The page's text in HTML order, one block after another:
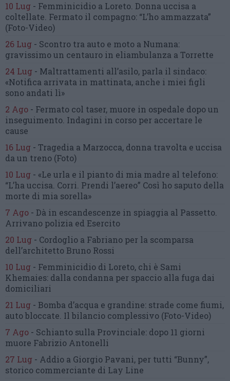
10 Lug - Femminicidio a Loreto. Donna uccisa a
coltellate. Fermato il compagno: “L’ho ammazzata”
(Foto-Video)
26 Lug - Scontro tra auto e moto a Numana:
gravissimo un centauro in eliambulanza a Torrette
24 Lug - Maltrattamenti all’asilo, parla il sindaco:
«Notifica arrivata in mattinata, anche i miei figli
sono andati lì»
2 Ago - Fermato col taser, muore in ospedale dopo un
inseguimento. Indagini in corso per accertare le
cause
16 Lug - Tragedia a Marzocca, donna travolta e uccisa
da un treno (Foto)
10 Lug - «Le urla e il pianto di mia madre al telefono:
“L’ha uccisa. Corri. Prendi l’aereo” Così ho saputo della
morte di mia sorella»
7 Ago - Dà in escandescenze in spiaggia al Passetto.
Arrivano polizia ed Esercito
20 Lug - Cordoglio a Fabriano per la scomparsa
dell’architetto Bruno Rossi
10 Lug - Femminicidio di Loreto, chi è Sami
Khemaies: dalla condanna per spaccio alla fuga dai
domiciliari
21 Lug - Bomba d’acqua e grandine: strade come fiumi,
auto bloccate. Il bilancio complessivo (Foto-Video)
7 Ago - Schianto sulla Provinciale: dopo 11 giorni
muore Fabrizio Antonelli
27 Lug - Addio a Giorgio Pavani, per tutti “Bunny”,
storico commerciante di Lay Line